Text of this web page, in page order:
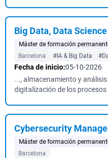
Big Data, Data
Máster de formación
Barcelona
#IA & Big Data
Fecha de inicio:05-10-2026
..., almacenamiento y
digitalización de los
Cybersecurity
Máster de formación
Barcelona